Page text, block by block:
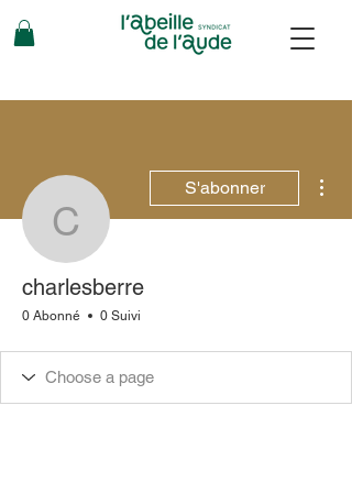
charlesberre
S'abonner
charlesberre
0 Abonné 0 Suivi